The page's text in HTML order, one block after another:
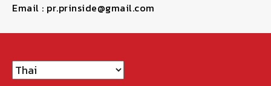
Email : pr.prinside@gmail.com